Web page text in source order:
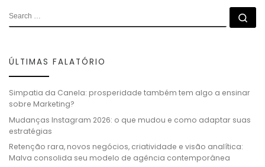
ÚLTIMAS FALATÓRIO
Simpatia da Canela: prosperidade também tem algo a ensinar
sobre Marketing?
Mudanças Instagram 2026: o que mudou e como adaptar suas
estratégias
Retenção rara, novos negócios, criatividade e visão analítica:
Malva consolida seu modelo de agência contemporânea